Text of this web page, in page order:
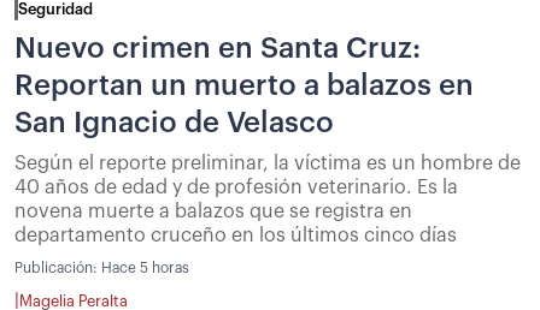
Seguridad
Nuevo crimen en Santa Cruz:
Reportan un muerto a balazos en
San Ignacio de Velasco
Según el reporte preliminar, la víctima es un hombre de
40 años de edad y de profesión veterinario. Es la
novena muerte a balazos que se registra en
departamento cruceño en los últimos cinco días
Publicación: Hace 5 horas
Magelia Peralta